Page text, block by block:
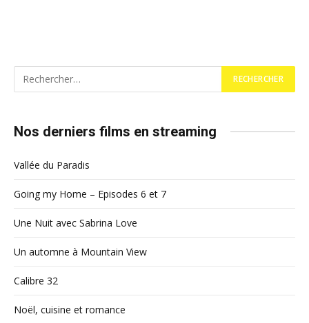
Nos derniers films en streaming
Vallée du Paradis
Going my Home – Episodes 6 et 7
Une Nuit avec Sabrina Love
Un automne à Mountain View
Calibre 32
Noël, cuisine et romance